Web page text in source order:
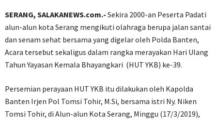
SERANG, SALAKANEWS.com.- Sekira 2000-an Peserta Padati
alun-alun kota Serang mengikuti olahraga berupa jalan santai
dan senam sehat bersama yang digelar oleh Polda Banten,
Acara tersebut sekaligus dalam rangka merayakan Hari Ulang
Tahun Yayasan Kemala Bhayangkari (HUT YKB) ke-39.
Persemian perayaan HUT YKB itu dilakukan oleh Kapolda
Banten Irjen Pol Tomsi Tohir, M.Si, bersama istri Ny. Niken
Tomsi Tohir, di Alun-alun Kota Serang, Minggu (17/3/2019),